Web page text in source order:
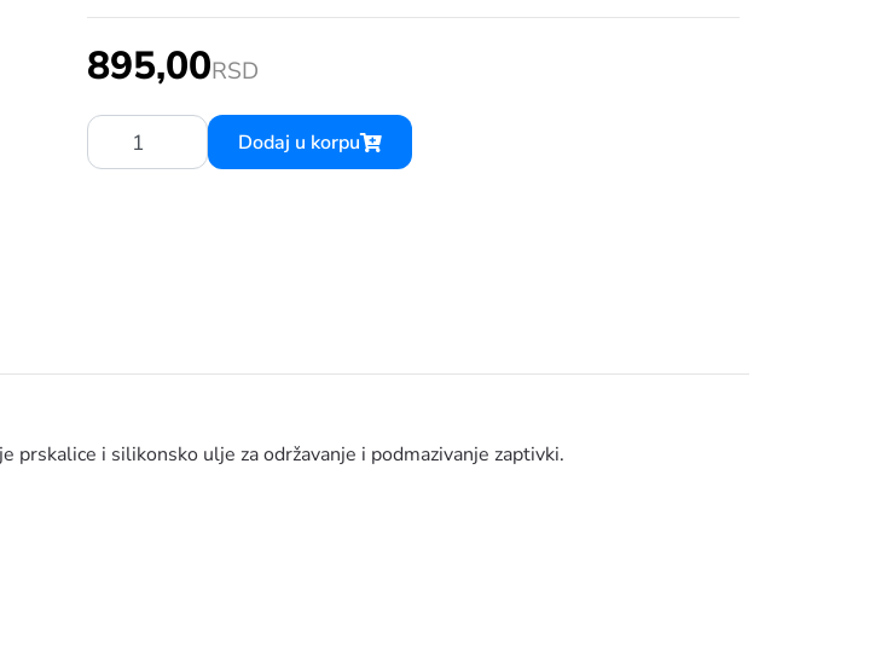
895,00RSD
Količina: Dodaj u korpu
GUMICA
prskalice i silikonsko ulje za održavanje i podmazivanje zaptivki.